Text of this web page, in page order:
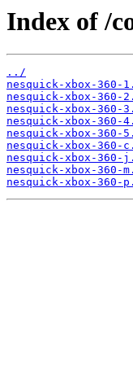
Index of /
../
nesquick-xbox-360-
nesquick-xbox-360-
nesquick-xbox-360-
nesquick-xbox-360-
nesquick-xbox-360-
nesquick-xbox-360-
nesquick-xbox-360-
nesquick-xbox-360-
nesquick-xbox-360-